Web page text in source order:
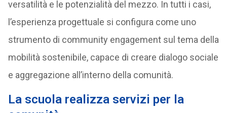
versatilità e le potenzialità del mezzo. In tutti i casi,
l’esperienza progettuale si configura come uno
strumento di community engagement sul tema della
mobilità sostenibile, capace di creare dialogo sociale
e aggregazione all’interno della comunità.
La scuola realizza servizi per la